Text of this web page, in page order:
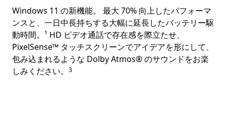
Windows 11 の新機能。 最大 70% 向上したパフォーマ
ンスと、一日中長持ちする大幅に延長したバッテリー駆
動時間。¹ HD ビデオ通話で存在感を際立たせ、
PixelSense™ タッチスクリーンでアイデアを形にして、
包み込まれるような Dolby Atmos® のサウンドをお楽
しみください。
Footnote
3